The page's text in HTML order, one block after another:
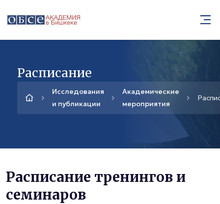
Расписание
Исследования
и публикации
Академические
мероприятия
Расписание тренингов и
семинаров